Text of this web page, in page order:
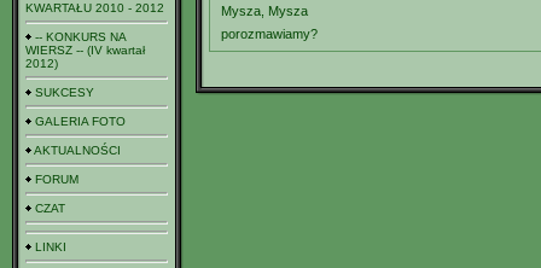
KWARTAŁU 2010 - 2012
-- KONKURS NA
WIERSZ -- (IV kwartał
2012)
SUKCESY
GALERIA FOTO
AKTUALNOŚCI
FORUM
CZAT
LINKI
Mysza, Mysza
porozmawiamy?